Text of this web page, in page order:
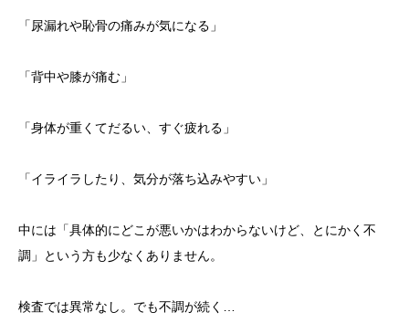
「尿漏れや恥骨の痛みが気になる」
「背中や膝が痛む」
「身体が重くてだるい、すぐ疲れる」
「イライラしたり、気分が落ち込みやすい」
中には「具体的にどこが悪いかはわからないけど、とにかく不
調」という方も少なくありません。
検査では異常なし。でも不調が続く…